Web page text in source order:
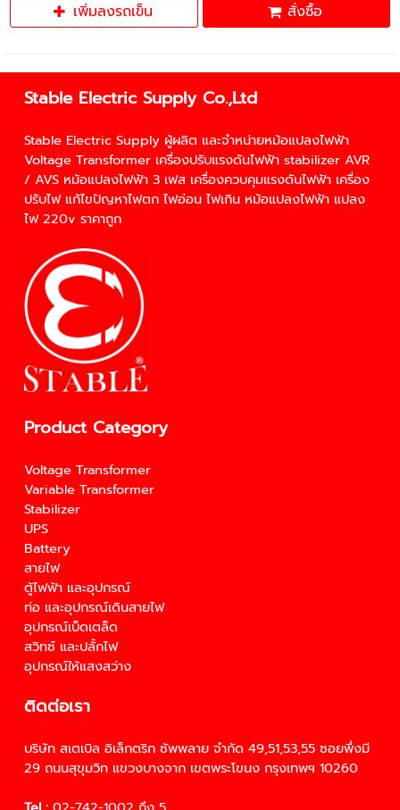
เพิ่มลงรถเข็น สั่งซื้อ
Stable Electric Supply Co.,Ltd
Stable Electric Supply ผู้ผลิต และจำหน่ายหม้อแปลงไฟฟ้า
Voltage Transformer เครื่องปรับแรงดันไฟฟ้า stabilizer AVR
/ AVS หม้อแปลงไฟฟ้า 3 เฟส เครื่องควบคุมแรงดันไฟฟ้า เครื่อง
ปรับไฟแก้ไขปัญหาไฟตก ไฟอ่อน ไฟเกิน หม้อแปลงไฟฟ้า แปลง
ไฟ 220v ราคาถูก
Product Category
Voltage Transformer
Variable Transformer
Stabilizer
UPS
Battery
สายไฟ
ตู้ไฟฟ้า และอุปกรณ์
ท่อ และอุปกรณ์เดินสายไฟ
อุปกรณ์เบ็ดเตล็ด
สวิทซ์ และปลั้กไฟ
อุปกรณ์ให้แสงสว่าง
ติดต่อเรา
บริษัท สเตเบิล อิเล็กตริก ซัพพลาย จำกัด 49,51,53,55 ซอยพึ่งมี
29 ถนนสุขุมวิท แขวงบางจาก เขตพระโขนง กรุงเทพฯ 10260